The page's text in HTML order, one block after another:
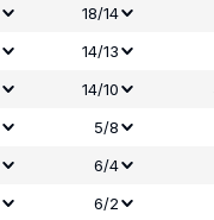
18/14
14/13
14/10
5/8
6/4
6/2